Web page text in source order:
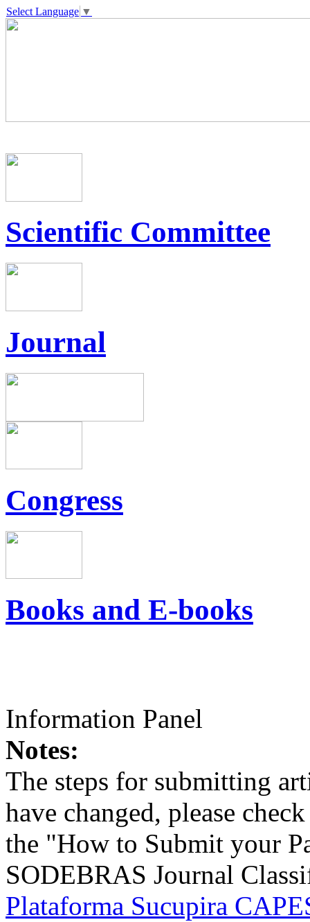
Select Language ▼
Scientific Committee
Journal
Congress
Books and E-books
Information Panel
Notes:
The steps for submitting
have changed, please
the "How to Submit your
SODEBRAS Journal
Plataforma Sucupira